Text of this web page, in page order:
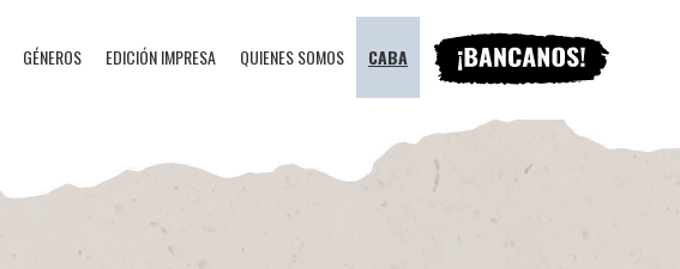
GÉNEROS EDICIÓN IMPRESA QUIENES SOMOS CABA